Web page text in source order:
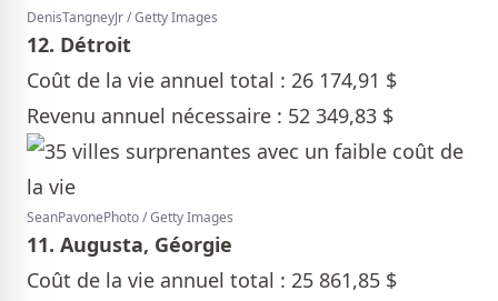
DenisTangneyJr / Getty Images
12. Détroit
Coût de la vie annuel total : 26 174,91 $
Revenu annuel nécessaire : 52 349,83 $
SeanPavonePhoto / Getty Images
11. Augusta, Géorgie
Coût de la vie annuel total : 25 861,85 $